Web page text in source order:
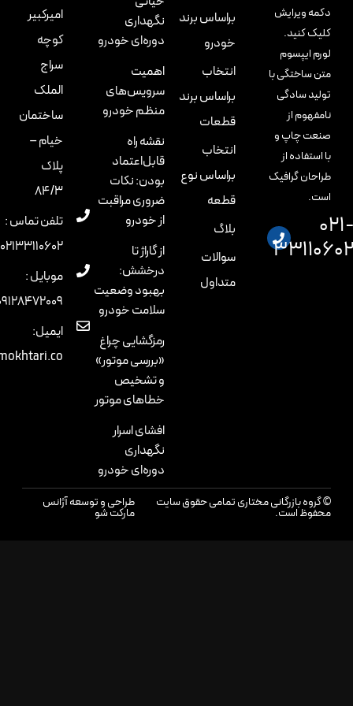
ویرایش
کنید.
ایپسوم
با
سادگی
از
چاپ و
از
گرافیک
براساس برند
انتخاب
براساس برند
براساس نوع
بلاگ
نگهداری
دوره‌ای خودرو
سرویس‌های
منظم خودرو
قابل‌اعتماد
بودن: نکات
ضروری مراقبت
از خودرو
از گاراژ تا
درخشش:
بهبود وضعیت
سلامت خودرو
رمزگشایی چراغ
«بررسی موتور»
و تشخیص
خطاهای موتور
افشای اسرار
نگهداری
دوره‌ای خودرو
کوچه
ساختمان
تلفن تماس :
02133110602
موبایل :
09128472009
ایمیل:
info@mokhtari.co
بازرگانی مختاری تمامی حقوق سایت
است.
طراحی و توسعه آژانس
مارکت شو